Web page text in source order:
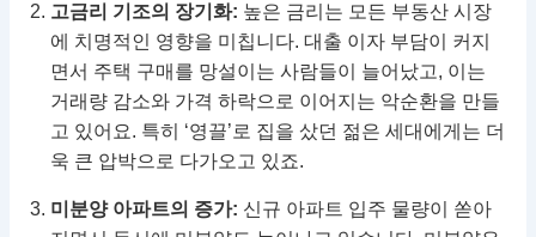
고금리 기조의 장기화: 높은 금리는 모든 부동산 시장
에 치명적인 영향을 미칩니다. 대출 이자 부담이 커지
면서 주택 구매를 망설이는 사람들이 늘어났고, 이는
거래량 감소와 가격 하락으로 이어지는 악순환을 만들
고 있어요. 특히 ‘영끌’로 집을 샀던 젊은 세대에게는 더
욱 큰 압박으로 다가오고 있죠.
미분양 아파트의 증가: 신규 아파트 입주 물량이 쏟아